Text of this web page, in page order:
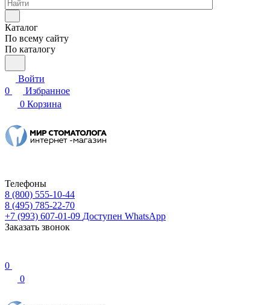
Каталог
По всему сайту
По каталогу
Войти
0
Избранное
0 Корзина
Телефоны
8 (800) 555-10-44
8 (495) 785-22-70
+7 (993) 607-01-09 Доступен WhatsApp
Заказать звонок
0
0